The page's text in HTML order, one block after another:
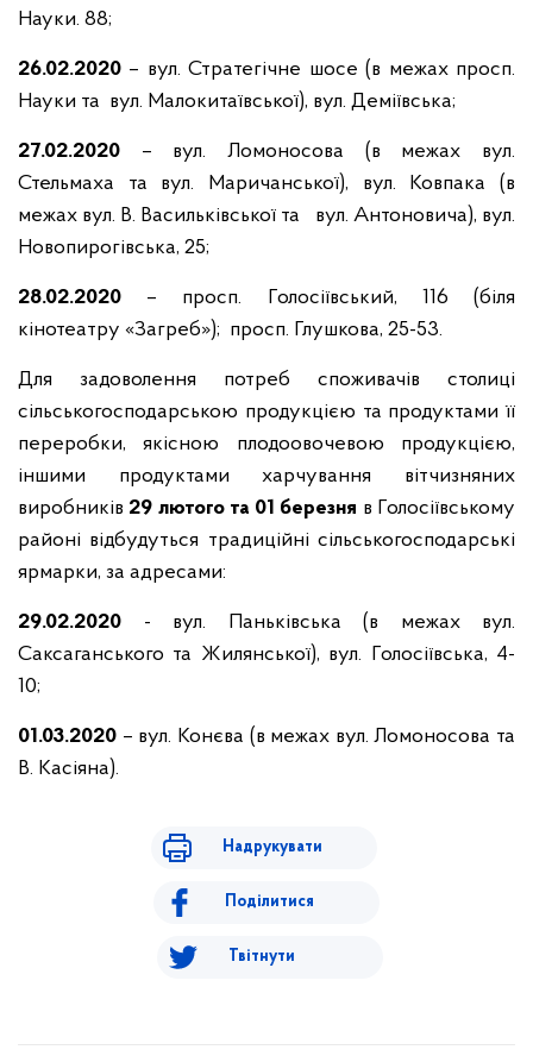
Науки. 88;
26.02.2020 – вул. Стратегічне шосе (в межах просп.
Науки та вул. Малокитаївської), вул. Деміївська;
27.02.2020 – вул. Ломоносова (в межах вул.
Стельмаха та вул. Маричанської), вул. Ковпака (в
межах вул. В. Васильківської та вул. Антоновича), вул.
Новопирогівська, 25;
28.02.2020 – просп. Голосіївський, 116 (біля
кінотеатру «Загреб»); просп. Глушкова, 25-53.
Для задоволення потреб споживачів столиці
сільськогосподарською продукцією та продуктами її
переробки, якісною плодоовочевою продукцією,
іншими продуктами харчування вітчизняних
виробників 29 лютого та 01 березня в Голосіївському
районі відбудуться традиційні сільськогосподарські
ярмарки, за адресами:
29.02.2020 - вул. Паньківська (в межах вул.
Саксаганського та Жилянської), вул. Голосіївська, 4-
10;
01.03.2020 – вул. Конєва (в межах вул. Ломоносова та
В. Касіяна).
Надрукувати
Поділитися
Твітнути